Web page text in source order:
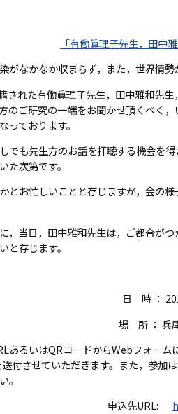
「有働眞理子先生，田中
がなかなか収まらず，また，世界情
された有働眞理子先生，田中雅和先
のご研究の一端をお聞かせ頂くべく
っております。
でも先生方のお話を拝聴する機会を
た次第です。
とお忙しいことと存じますが，会の
，当日，田中雅和先生は，ご都合が
と存じます。
日 時 ：
場 所 ： 兵
あるいはQRコードからWebフォー
付させていただきます。また，参加
。
申込先URL: